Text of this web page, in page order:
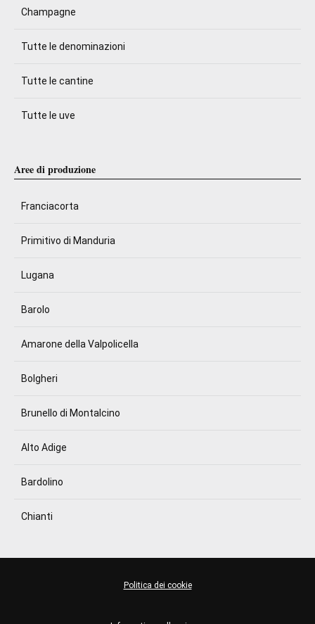
Champagne
Tutte le denominazioni
Tutte le cantine
Tutte le uve
Aree di produzione
Franciacorta
Primitivo di Manduria
Lugana
Barolo
Amarone della Valpolicella
Bolgheri
Brunello di Montalcino
Alto Adige
Bardolino
Chianti
Politica dei cookie